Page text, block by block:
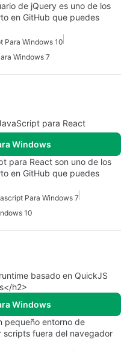
de jQuery es uno de los
en GitHub que puedes
Para Windows 10
Windows 7
para React
Windows
para React son uno de los
en GitHub que puedes
Para Windows 7
10
basado en QuickJS
h2>
Windows
pequeño entorno de
fuera del navegador